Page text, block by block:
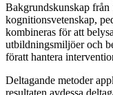
Bakgrundskunskap
kognitionsvetenskap,
kombineras för att
utbildningsmiljöer och
föratt hantera
Deltagande metoder
resultaten avdessa